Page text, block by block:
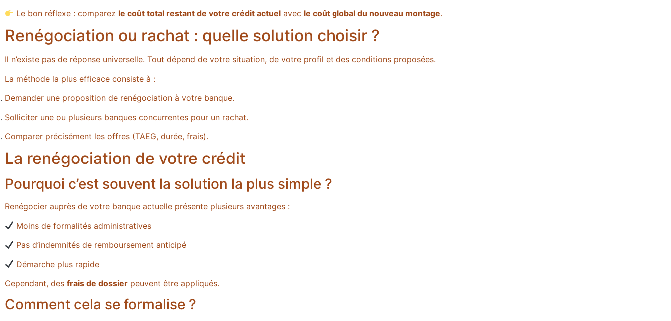
Le bon réflexe : comparez le coût total restant de votre crédit actuel avec le coût global du nouveau montage.
Renégociation ou rachat : quelle solution choisir ?
Il n’existe pas de réponse universelle. Tout dépend de votre situation, de votre profil et des conditions proposées.
La méthode la plus efficace consiste à :
Demander une proposition de renégociation à votre banque.
Solliciter une ou plusieurs banques concurrentes pour un rachat.
Comparer précisément les offres (TAEG, durée, frais).
La renégociation de votre crédit
Pourquoi c’est souvent la solution la plus simple ?
Renégocier auprès de votre banque actuelle présente plusieurs avantages :
Moins de formalités administratives
Pas d’indemnités de remboursement anticipé
Démarche plus rapide
Cependant, des frais de dossier peuvent être appliqués.
Comment cela se formalise ?